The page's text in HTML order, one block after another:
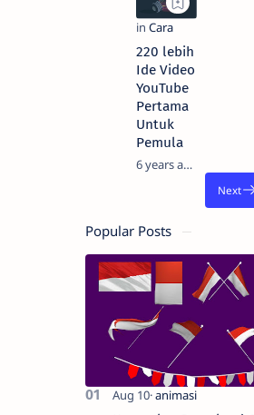
220 lebih
Ide Video
YouTube
Pertama
Untuk
Pemula
6 years ago
Popular Posts